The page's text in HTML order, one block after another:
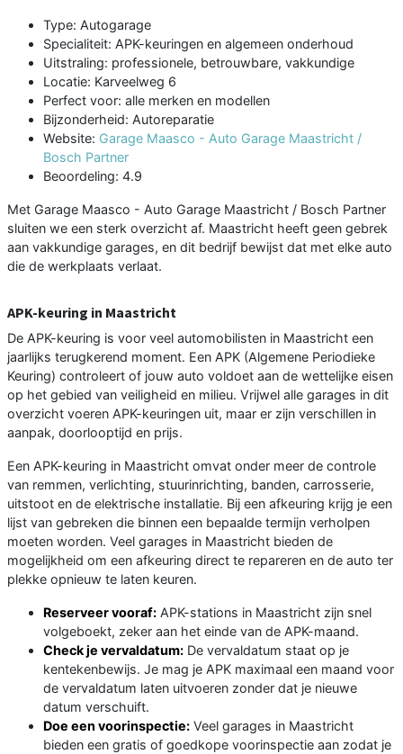
Type: Autogarage
Specialiteit: APK-keuringen en algemeen onderhoud
Uitstraling: professionele, betrouwbare, vakkundige
Locatie: Karveelweg 6
Perfect voor: alle merken en modellen
Bijzonderheid: Autoreparatie
Website: Garage Maasco - Auto Garage Maastricht /
Bosch Partner
Beoordeling: 4.9
Met Garage Maasco - Auto Garage Maastricht / Bosch Partner
sluiten we een sterk overzicht af. Maastricht heeft geen gebrek
aan vakkundige garages, en dit bedrijf bewijst dat met elke auto
die de werkplaats verlaat.
APK-keuring in Maastricht
De APK-keuring is voor veel automobilisten in Maastricht een
jaarlijks terugkerend moment. Een APK (Algemene Periodieke
Keuring) controleert of jouw auto voldoet aan de wettelijke eisen
op het gebied van veiligheid en milieu. Vrijwel alle garages in dit
overzicht voeren APK-keuringen uit, maar er zijn verschillen in
aanpak, doorlooptijd en prijs.
Een APK-keuring in Maastricht omvat onder meer de controle
van remmen, verlichting, stuurinrichting, banden, carrosserie,
uitstoot en de elektrische installatie. Bij een afkeuring krijg je een
lijst van gebreken die binnen een bepaalde termijn verholpen
moeten worden. Veel garages in Maastricht bieden de
mogelijkheid om een afkeuring direct te repareren en de auto ter
plekke opnieuw te laten keuren.
Reserveer vooraf: APK-stations in Maastricht zijn snel
volgeboekt, zeker aan het einde van de APK-maand.
Check je vervaldatum: De vervaldatum staat op je
kentekenbewijs. Je mag je APK maximaal een maand voor
de vervaldatum laten uitvoeren zonder dat je nieuwe
datum verschuift.
Doe een voorinspectie: Veel garages in Maastricht
bieden een gratis of goedkope voorinspectie aan zodat je